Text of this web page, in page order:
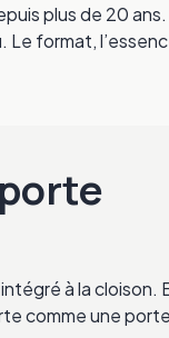
plus de 20
Le format,
à la
comme une